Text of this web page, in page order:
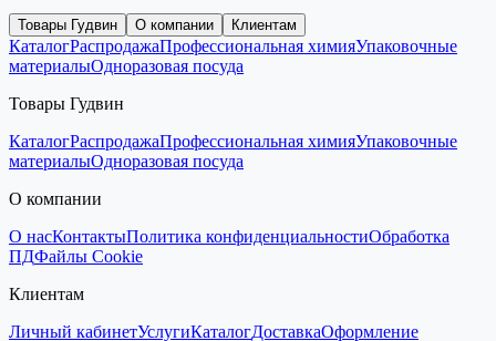
Товары Гудвин О компании Клиентам
КаталогРаспродажаПрофессиональная химияУпаковочные
материалыОдноразовая посуда
Товары Гудвин
КаталогРаспродажаПрофессиональная химияУпаковочные
материалыОдноразовая посуда
О компании
О насКонтактыПолитика конфиденциальностиОбработка
ПДФайлы Cookie
Клиентам
Личный кабинетУслугиКаталогДоставкаОформление